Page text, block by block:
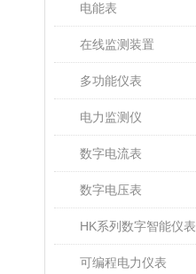
电能表
在线监测装置
多功能仪表
电力监测仪
数字电流表
数字电压表
HK系列数字智能仪表
可编程电力仪表